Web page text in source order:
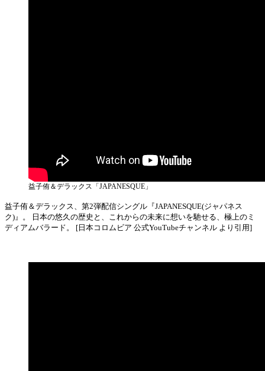
益子侑＆デラックス「JAPANESQUE」
益子侑＆デラックス、第2弾配信シングル『JAPANESQUE(ジャパネス
ク)』。 日本の悠久の歴史と、これからの未来に想いを馳せる、極上のミ
ディアムバラード。 [日本コロムビア 公式YouTubeチャンネル より引用]